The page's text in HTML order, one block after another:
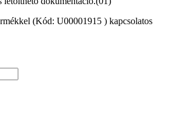
(Kód: U00001915 ) kapcsolatos